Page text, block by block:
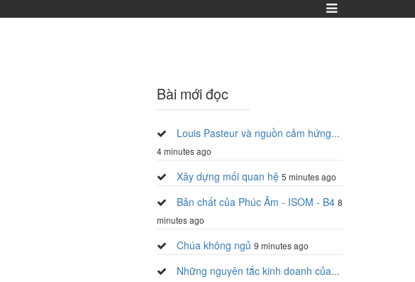
Bài mới đọc
Louis Pasteur và nguồn cảm hứng...
4 minutes ago
Xây dựng mối quan hệ 5 minutes ago
Bản chất của Phúc Âm - ISOM - B4 8
minutes ago
Chúa không ngủ 9 minutes ago
Những nguyên tắc kinh doanh của...